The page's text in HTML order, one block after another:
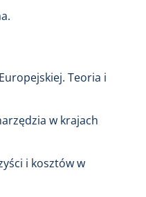
Teoria i
w krajach
i kosztów w